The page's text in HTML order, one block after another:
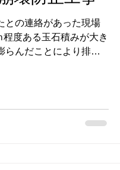
との連絡があった現場
度ある玉石積みが大き
らんだことにより排水